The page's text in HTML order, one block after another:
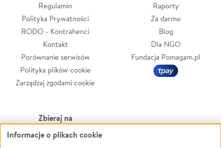
Regulamin
Polityka Prywatności
RODO - Kontrahenci
Kontakt
Porównanie serwisów
Polityka plików cookie
Zarządzaj zgodami cookie
Raporty
Za darmo
Blog
Dla NGO
Fundacja Pomagam.pl
Zbieraj na
Leczenie
Informacje o plikach cookie